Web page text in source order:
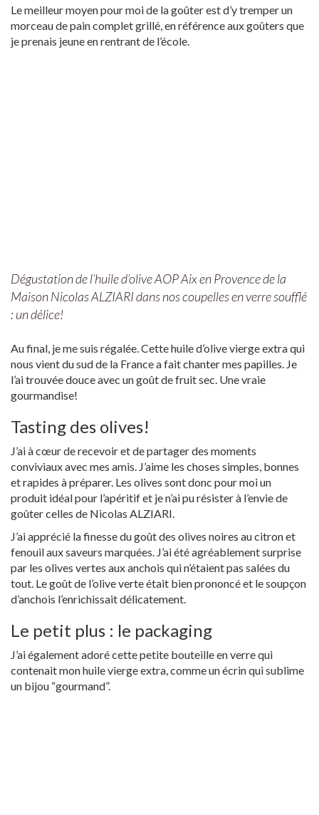
Le meilleur moyen pour moi de la goûter est d’y tremper un
morceau de pain complet grillé, en référence aux goûters que
je prenais jeune en rentrant de l’école.
Dégustation de l’huile d’olive AOP Aix en Provence de la
Maison Nicolas ALZIARI dans nos coupelles en verre soufflé
: un délice!
Au final, je me suis régalée. Cette huile d’olive vierge extra qui
nous vient du sud de la France a fait chanter mes papilles. Je
l’ai trouvée douce avec un goût de fruit sec. Une vraie
gourmandise!
Tasting des olives!
J’ai à cœur de recevoir et de partager des moments
conviviaux avec mes amis. J’aime les choses simples, bonnes
et rapides à préparer. Les olives sont donc pour moi un
produit idéal pour l’apéritif et je n’ai pu résister à l’envie de
goûter celles de Nicolas ALZIARI.
J’ai apprécié la finesse du goût des olives noires au citron et
fenouil aux saveurs marquées. J’ai été agréablement surprise
par les olives vertes aux anchois qui n’étaient pas salées du
tout. Le goût de l’olive verte était bien prononcé et le soupçon
d’anchois l’enrichissait délicatement.
Le petit plus : le packaging
J’ai également adoré cette petite bouteille en verre qui
contenait mon huile vierge extra, comme un écrin qui sublime
un bijou “gourmand”.